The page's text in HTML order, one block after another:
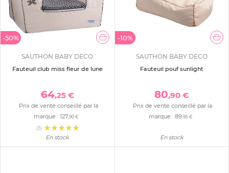
-50%
SAUTHON BABY DECO
Fauteuil club miss fleur de lune
64,25 €
Prix de vente conseillé par la
marque :127,90 €
(3)
En stock
-10%
SAUTHON BABY DECO
Fauteuil pouf sunlight
80,90 €
Prix de vente conseillé par la
marque : 89,95 €
En stock